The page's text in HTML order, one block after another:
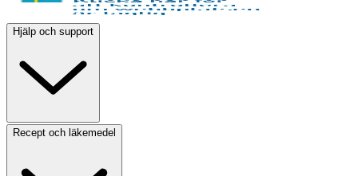
Hjälp och support
Recept och läkemedel